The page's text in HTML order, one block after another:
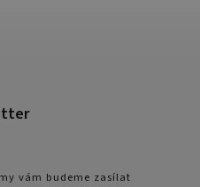
vám budeme zasílat